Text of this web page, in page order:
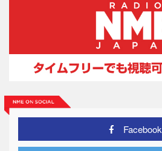
Facebook